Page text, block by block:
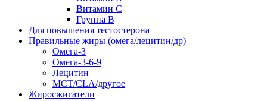
Витамин С
Группа В
Для повышения тестостерона
Правильные жиры (омега/лецитин/др)
Омега-3
Омега-3-6-9
Лецитин
MCT/CLA/другое
Жиросжигатели